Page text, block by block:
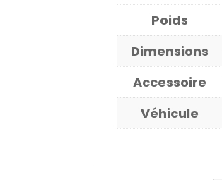
Poids
Dimensions
Accessoire
Véhicule